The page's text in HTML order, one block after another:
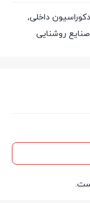
داخلی,
روشنایی